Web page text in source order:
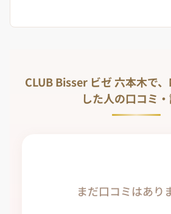
CLUB Bisser ビゼ 六本木で
した人の口コミ
まだ口コミはあり